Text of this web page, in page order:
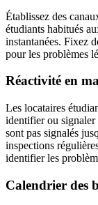
Établissez des
étudiants habitués
instantanées. Fixez
pour les problèmes
Réactivité en
Les locataires
identifier ou signaler
sont pas signalés
inspections
identifier les
Calendrier des